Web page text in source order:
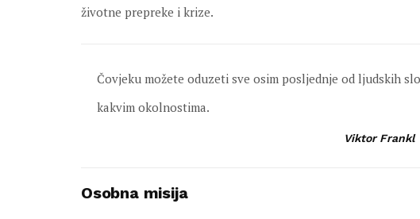
životne prepreke i krize.
Čovjeku možete oduzeti sve osim posljednje od ljudskih
kakvim okolnostima.
Viktor Frankl
Osobna misija